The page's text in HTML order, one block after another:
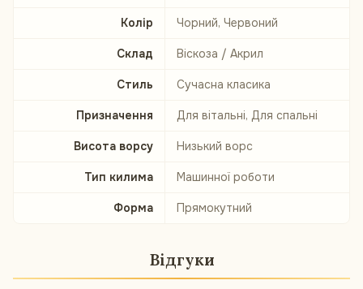
Колір Чорний, Червоний
Склад Віскоза / Акрил
Стиль Сучасна класика
Призначення Для вітальні, Для спальні
Висота ворсу Низький ворс
Тип килима Машинної роботи
Форма Прямокутний
Відгуки